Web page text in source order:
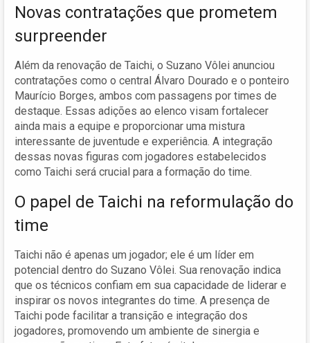
Novas contratações que prometem
surpreender
Além da renovação de Taichi, o Suzano Vôlei anunciou
contratações como o central Álvaro Dourado e o ponteiro
Maurício Borges, ambos com passagens por times de
destaque. Essas adições ao elenco visam fortalecer
ainda mais a equipe e proporcionar uma mistura
interessante de juventude e experiência. A integração
dessas novas figuras com jogadores estabelecidos
como Taichi será crucial para a formação do time.
O papel de Taichi na reformulação do
time
Taichi não é apenas um jogador; ele é um líder em
potencial dentro do Suzano Vôlei. Sua renovação indica
que os técnicos confiam em sua capacidade de liderar e
inspirar os novos integrantes do time. A presença de
Taichi pode facilitar a transição e integração dos
jogadores, promovendo um ambiente de sinergia e